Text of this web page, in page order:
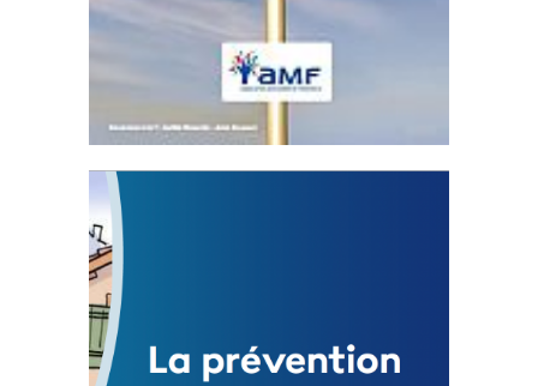
Statut de l’élu local
3 avril 2024
Mise à jour avril 2024
FEUILLETER